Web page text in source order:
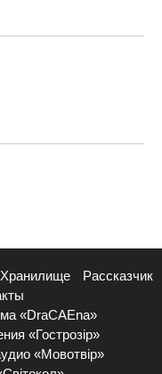
Хранилище
Рассказчик
«DraCAEna»
«Гострозір»
«Мовотвір»